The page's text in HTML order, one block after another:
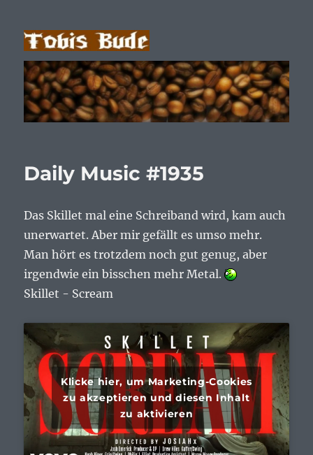
Tobis Bude
Daily Music #1935
Das Skillet mal eine Schreiband wird, kam auch
unerwartet. Aber mir gefällt es umso mehr.
Man hört es trotzdem noch gut genug, aber
irgendwie ein bisschen mehr Metal.
Skillet - Scream
Klicke hier, um Marketing-Cookies
zu akzeptieren und diesen Inhalt
zu aktivieren